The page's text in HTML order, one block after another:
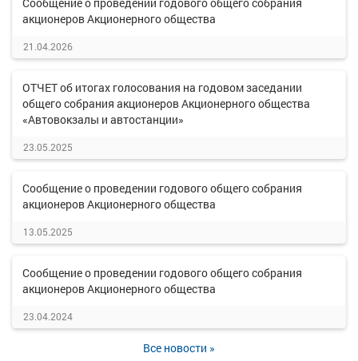
акционеров Акционерного общества
21.04.2026
ОТЧЕТ об итогах голосования на годовом заседании
общего собрания акционеров Акционерного общества
«Автовокзалы и автостанции»
23.05.2025
Сообщение о проведении годового общего собрания
акционеров Акционерного общества
13.05.2025
Сообщение о проведении годового общего собрания
акционеров Акционерного общества
23.04.2024
Все новости »